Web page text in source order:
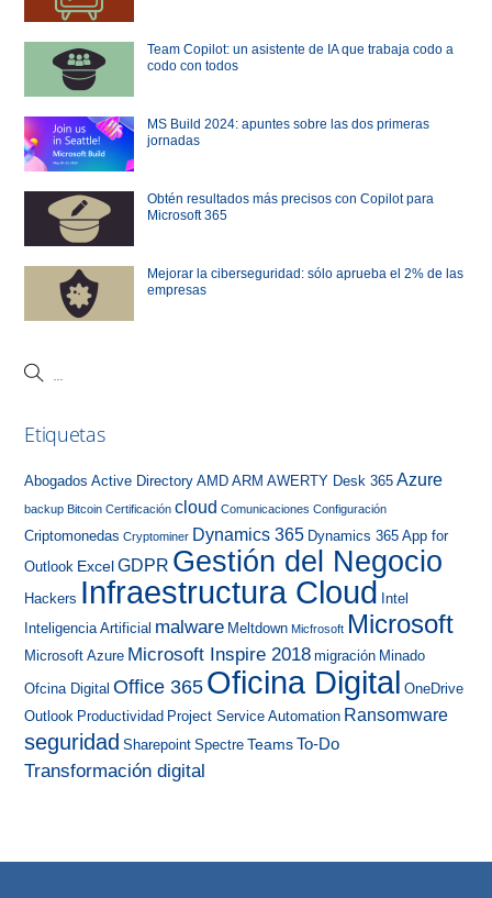
Team Copilot: un asistente de IA que trabaja codo a
codo con todos
MS Build 2024: apuntes sobre las dos primeras
jornadas
Obtén resultados más precisos con Copilot para
Microsoft 365
Mejorar la ciberseguridad: sólo aprueba el 2% de las
empresas
Etiquetas
Abogados Active Directory AMD ARM AWERTY Desk 365 Azure
backup Bitcoin Certificación cloud Comunicaciones Configuración
Criptomonedas Cryptominer Dynamics 365 Dynamics 365 App for
Outlook Excel GDPR Gestión del Negocio
Hackers Infraestructura Cloud
Intel
Inteligencia Artificial malware Meltdown Micfrosoft Microsoft
Microsoft Azure Microsoft Inspire 2018 migración Minado
Ofcina Digital Office 365 Oficina Digital OneDrive
Outlook Productividad Project Service Automation Ransomware
seguridad Sharepoint Spectre Teams To-Do
Transformación digital